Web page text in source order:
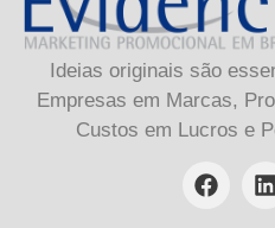
Ideias originais são
Empresas em Marcas,
Custos em Lucros e